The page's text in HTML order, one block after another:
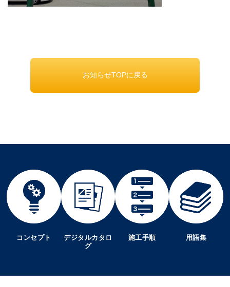
お知らせTOPに戻る
コンセプト
デジタルカタロ
グ
施工手順 用語集